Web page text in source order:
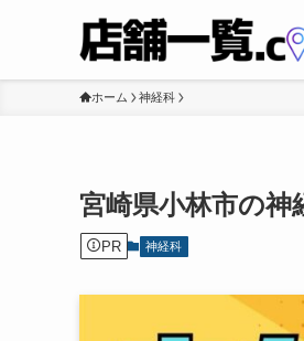
ホーム 神経科
宮崎県小林市の神
PR 神経科